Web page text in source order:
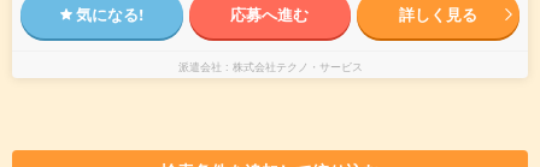
気になる! 応募へ進む 詳しく見る
派遣会社 株式会社テクノ・サービス